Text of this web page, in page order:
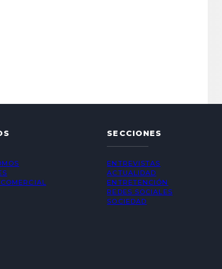
SECCIONES
ENTREVISTAS
ACTUALIDAD
ENTRETENCIÓN
REDES SOCIALES
SOCIEDAD